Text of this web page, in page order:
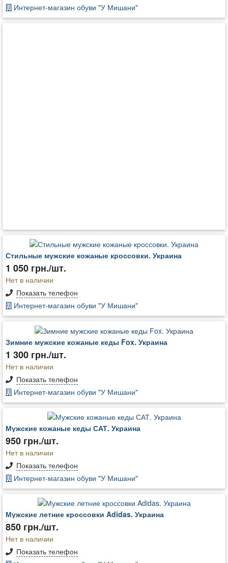
Интернет-магазин обуви "У Мишани"
Стильные мужские кожаные кроссовки. Украина
1 050 грн./шт.
Нет в наличии
Показать телефон
Интернет-магазин обуви "У Мишани"
Зимние мужские кожаные кеды Fox. Украина
1 300 грн./шт.
Нет в наличии
Показать телефон
Интернет-магазин обуви "У Мишани"
Мужские кожаные кеды САТ. Украина
950 грн./шт.
Нет в наличии
Показать телефон
Интернет-магазин обуви "У Мишани"
Мужские летние кроссовки Adidas. Украина
850 грн./шт.
Нет в наличии
Показать телефон